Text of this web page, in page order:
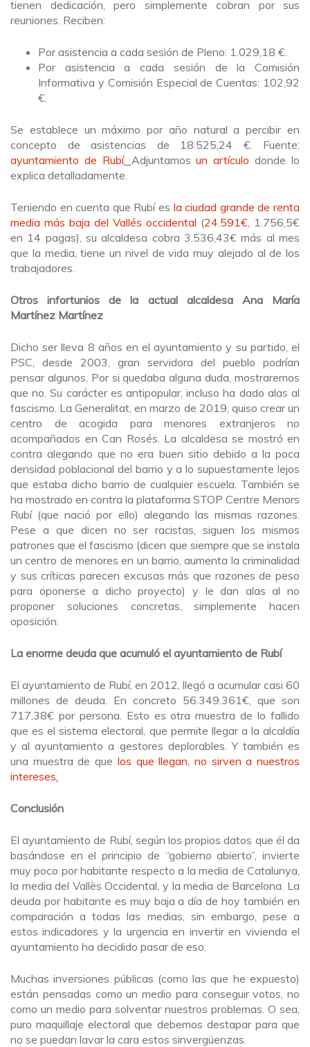
tienen dedicación, pero simplemente cobran por sus
reuniones. Reciben:
Por asistencia a cada sesión de Pleno: 1.029,18 €.
Por asistencia a cada sesión de la Comisión
Informativa y Comisión Especial de Cuentas: 102,92
€.
Se establece un máximo por año natural a percibir en
concepto de asistencias de 18.525,24 €. Fuente:
ayuntamiento de Rubí. Adjuntamosun artículo donde lo
explica detalladamente.
Teniendo en cuenta que Rubí es la ciudad grande de renta
media más baja del Vallés occidental (24.591€ , 1.756,5€
en 14 pagas), su alcaldesa cobra 3.536,43€ más al mes
que la media, tiene un nivel de vida muy alejado al de los
trabajadores.
Otros infortunios de la actual alcaldesa Ana María
Martínez Martínez
Dicho ser lleva 8 años en el ayuntamiento y su partido, el
PSC, desde 2003, gran servidora del pueblo podrían
pensar algunos. Por si quedaba alguna duda, mostraremos
que no. Su carácter es antipopular, incluso ha dado alas al
fascismo. La Generalitat, en marzo de 2019, quiso crear un
centro de acogida para menores extranjeros no
acompañados en Can Rosés. La alcaldesa se mostró en
contra alegando que no era buen sitio debido a la poca
densidad poblacional del barrio y a lo supuestamente lejos
que estaba dicho barrio de cualquier escuela. También se
ha mostrado en contra la plataforma STOP Centre Menors
Rubí (que nació por ello) alegando las mismas razones.
Pese a que dicen no ser racistas, siguen los mismos
patrones que el fascismo (dicen que siempre que se instala
un centro de menores en un barrio, aumenta la criminalidad
y sus críticas parecen excusas más que razones de peso
para oponerse a dicho proyecto) y le dan alas al no
proponer soluciones concretas, simplemente hacen
oposición.
La enorme deuda que acumuló el ayuntamiento de Rubí
El ayuntamiento de Rubí, en 2012, llegó a acumular casi 60
millones de deuda. En concreto 56.349.361€, que son
717,38€ por persona. Esto es otra muestra de lo fallido
que es el sistema electoral, que permite llegar a la alcaldía
y al ayuntamiento a gestores deplorables. Y también es
una muestra de que los que llegan, no sirven a nuestros
intereses
Conclusión
El ayuntamiento de Rubí, según los propios datos que él da
basándose en el principio de “gobierno abierto”, invierte
muy poco por habitante respecto a la media de Catalunya,
la media del Vallès Occidental, y la media de Barcelona. La
deuda por habitante es muy baja a día de hoy también en
comparación a todas las medias, sin embargo, pese a
estos indicadores y la urgencia en invertir en vivienda el
ayuntamiento ha decidido pasar de eso.
Muchas inversiones públicas (como las que he expuesto)
están pensadas como un medio para conseguir votos, no
como un medio para solventar nuestros problemas. O sea,
puro maquillaje electoral que debemos destapar para que
no se puedan lavar la cara estos sinvergüenzas.